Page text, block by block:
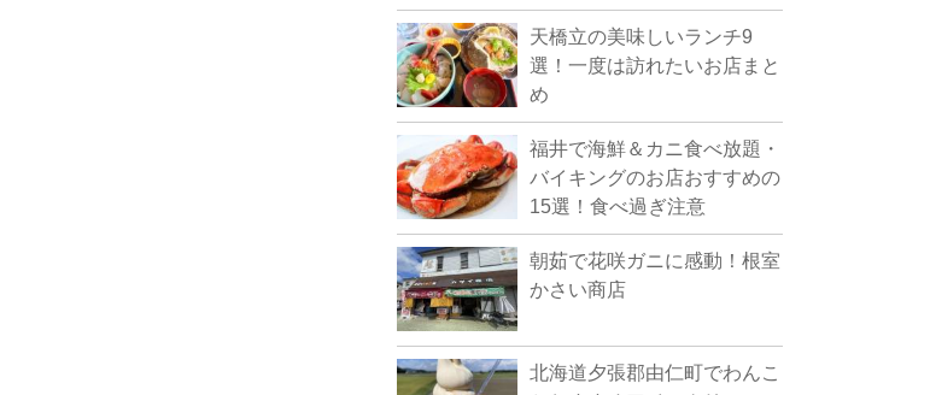
天橋立の美味しいランチ9
選！一度は訪れたいお店まと
め
福井で海鮮＆カニ食べ放題・
バイキングのお店おすすめの
15選！食べ過ぎ注意
朝茹で花咲ガニに感動！根室
かさい商店
北海道夕張郡由仁町でわんこ